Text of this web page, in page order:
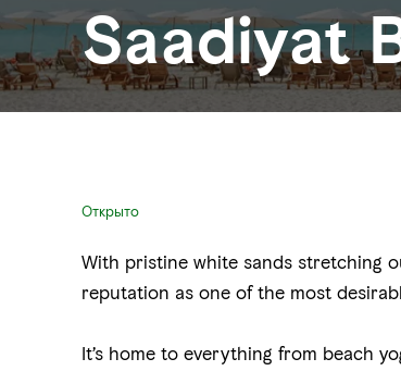
Saadiyat
Открыто
With pristine white sands stretching
reputation as one of the most
It’s home to everything from beach